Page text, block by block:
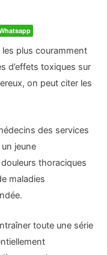
les plus couramment
d’effets toxiques sur
on peut citer les
des services
jeune
thoraciques
maladies
toute une série